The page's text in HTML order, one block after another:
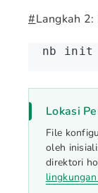
#Langkah
nb init
Lokasi
File
oleh
direktori
lingkungan